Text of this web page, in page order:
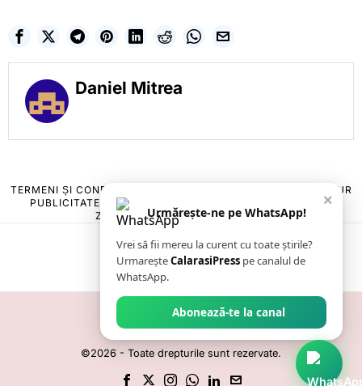
Daniel Mitrea
TERMENI ȘI CONDIȚII
POLITICA DE ANULARE & RETUR
PUBLICITATE ONLINE & TIPĂRITĂ
CONTACT
ZIARUL ANUNȚUL CĂLĂRĂȘEAN
©2026 - Toate drepturile sunt rezervate.
×
Urmărește-ne pe WhatsApp!
Vrei să fii mereu la curent cu toate știrile?
UrmareșteCalarasiPress pe canalul de
WhatsApp.
Abonează-te la canal